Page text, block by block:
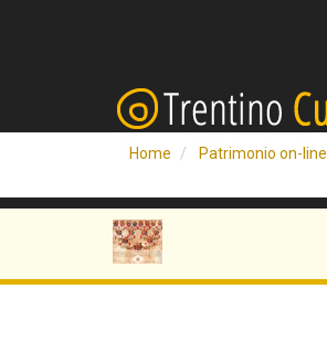
Home Patrimonio on-line